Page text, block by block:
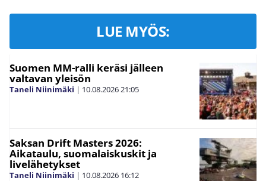
LUE MYÖS:
Suomen MM-ralli keräsi jälleen
valtavan yleisön
Taneli Niinimäki | 10.08.2026 21:05
Saksan Drift Masters 2026:
Aikataulu, suomalaiskuskit ja
livelähetykset
Taneli Niinimäki | 10.08.2026 16:12